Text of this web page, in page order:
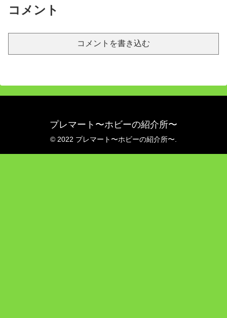
コメント
コメントを書き込む
プレマート〜ホビーの紹介所〜
© 2022 プレマート〜ホビーの紹介所〜.